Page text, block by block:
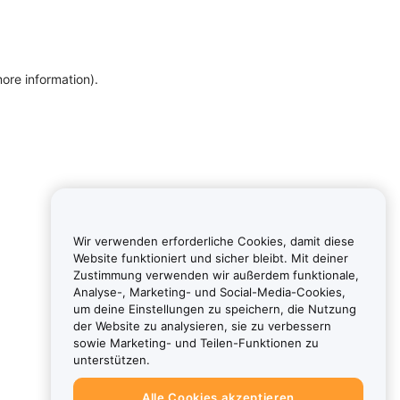
information).
Wir verwenden erforderliche Cookies, damit diese
Website funktioniert und sicher bleibt. Mit deiner
Zustimmung verwenden wir außerdem funktionale,
Analyse-, Marketing- und Social-Media-Cookies,
um deine Einstellungen zu speichern, die Nutzung
der Website zu analysieren, sie zu verbessern
sowie Marketing- und Teilen-Funktionen zu
unterstützen.